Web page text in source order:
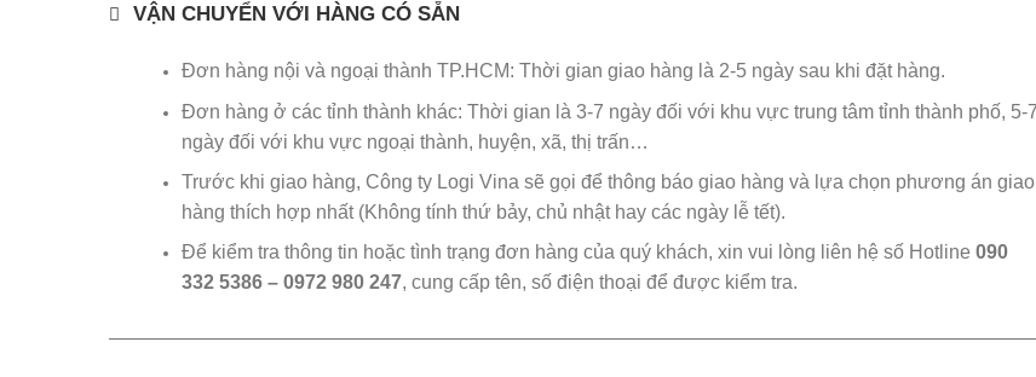
VẬN CHUYỂN VỚI HÀNG CÓ SẴN
Đơn hàng nội và ngoại thành TP.HCM: Thời gian giao hàng là 2-5 ngày sau khi đặt hàng.
Đơn hàng ở các tỉnh thành khác: Thời gian là 3-7 ngày đối với khu vực trung tâm tỉnh thành phố, 5-7
ngày đối với khu vực ngoại thành, huyện, xã, thị trấn…
Trước khi giao hàng, Công ty Logi Vina sẽ gọi để thông báo giao hàng và lựa chọn phương án giao
hàng thích hợp nhất (Không tính thứ bảy, chủ nhật hay các ngày lễ tết).
Để kiểm tra thông tin hoặc tình trạng đơn hàng của quý khách, xin vui lòng liên hệ số Hotline090
332 5386 – 0972 980 247, cung cấp tên, số điện thoại để được kiểm tra.